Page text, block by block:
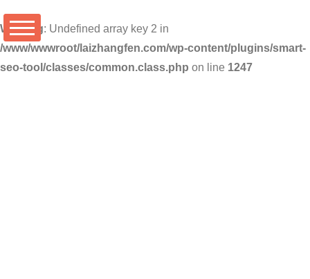
Warning: Undefined array key 2 in
/www/wwwroot/laizhangfen.com/wp-content/plugins/smart-
seo-tool/classes/common.class.php on line 1247